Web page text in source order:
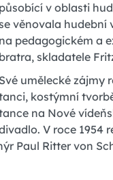
působící v oblasti
se věnovala hudební
na pedagogickém a
bratra, skladatele
Své umělecké zájmy
kostýmní
na Nové
V roce 1954
Paul Ritter von